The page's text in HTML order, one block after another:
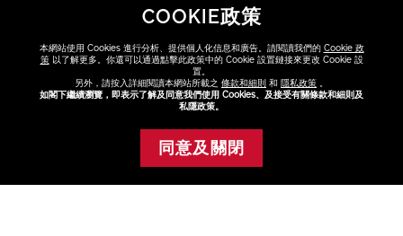
COOKIE政策
本網站使用 Cookies 進行分析、提供個人化信息和廣告。請閱讀我們的 Cookie 政
策以了解更多。你還可以通過點擊此政策中的 Cookie 設置鏈接來更改 Cookie 設
置。
另外，請按入詳細閱讀本網站所載之 條款和細則 和 隱私政策 。
如閣下繼續瀏覽，即表示了解及同意我們使用 Cookies、及接受有關條款和細則及
私隱政策。
同意及關閉
與美容顧問選購最適合你的產品